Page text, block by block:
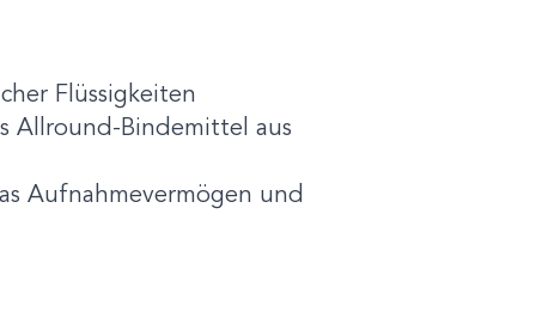
Flüssigkeiten
Allround-Bindemittel aus
Aufnahmevermögen und